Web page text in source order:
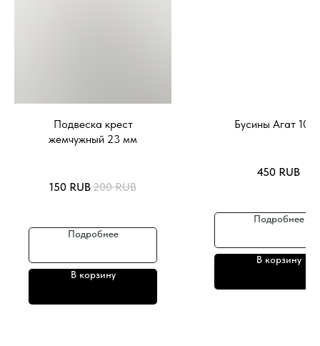
Подвеска крест
жемчужный 23 мм
150 RUB200 RUB
Подробнее
В корзину
Бусины Агат
450 RUB
Подробнее
В корзину